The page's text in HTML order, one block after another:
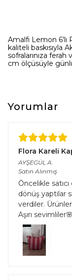
Amalfi Lemon 6'lı
kaliteli baskısıyla
sofralarınıza
cm ölçüsüyle
Yorumlar
Flora Kareli
AYŞEGÜL A.
Satın Alınmış
Öncelikle
dönüş yaptılar
verdiler.
Aşırı sevimliler🌸